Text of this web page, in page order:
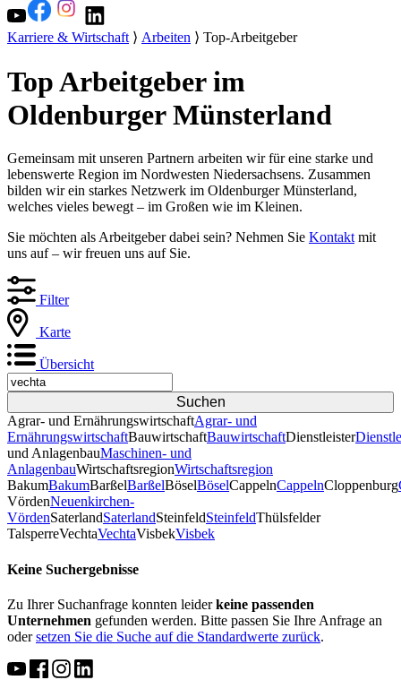
Karriere & Wirtschaft⟩ Arbeiten ⟩ Top-Arbeitgeber
Top Arbeitgeber im
Oldenburger Münsterland
Gemeinsam mit unseren Partnern arbeiten wir für eine starke und
lebenswerte Region im Nordwesten Niedersachsens. Zusammen
bilden wir ein starkes Netzwerk im Oldenburger Münsterland,
welches vieles bewegt – im Großen wie im Kleinen.
Sie möchten als Arbeitgeber dabei sein? Nehmen Sie Kontakt mit
uns auf – wir freuen uns auf Sie.
Filter
Karte
Übersicht
Agrar- und ErnährungswirtschaftAgrar- und
ErnährungswirtschaftBauwirtschaftBauwirtschaftDienstleister
und AnlagenbauMaschinen- und
AnlagenbauWirtschaftsregionWirtschaftsregion
BakumBakumBarßelBarßelBöselBöselCappelnCappelnCloppenburg
VördenNeuenkirchen-
VördenSaterlandSaterlandSteinfeldSteinfeldThülsfelder
TalsperreVechtaVechtaVisbekVisbek
Keine Suchergebnisse
Zu Ihrer Suchanfrage konnten leiderkeine passenden
Unternehmen gefunden werden. Bitte passen Sie Ihre Anfrage an
odersetzen Sie die Suche auf die Standardwerte zurück.